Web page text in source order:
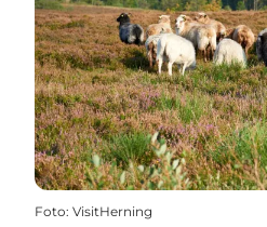
Foto: VisitHerning